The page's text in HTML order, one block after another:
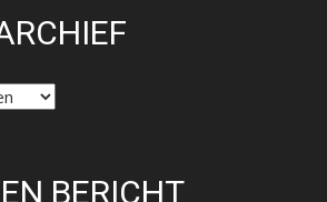
BERICHT